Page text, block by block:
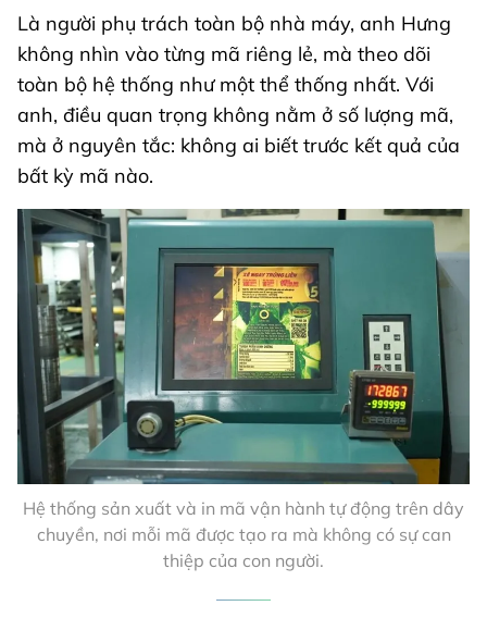
Là người phụ trách toàn bộ nhà máy, anh Hưng
không nhìn vào từng mã riêng lẻ, mà theo dõi
toàn bộ hệ thống như một thể thống nhất. Với
anh, điều quan trọng không nằm ở số lượng mã,
mà ở nguyên tắc: không ai biết trước kết quả của
bất kỳ mã nào.
Hệ thống sản xuất và in mã vận hành tự động trên dây
chuyền, nơi mỗi mã được tạo ra mà không có sự can
thiệp của con người.